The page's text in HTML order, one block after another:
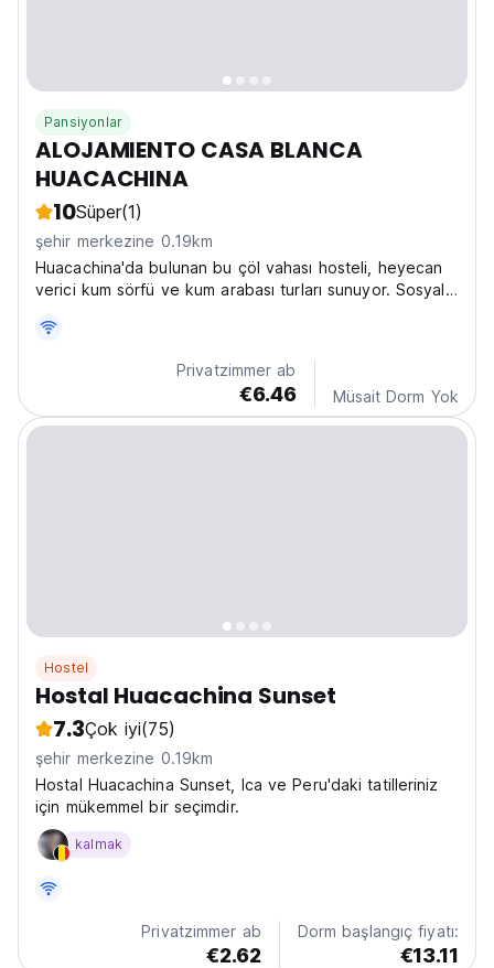
Pansiyonlar
ALOJAMIENTO CASA BLANCA
HUACACHINA
10Süper(1)
şehir merkezine 0.19km
Huacachina'da bulunan bu çöl vahası hosteli, heyecan
verici kum sörfü ve kum arabası turları sunuyor. Sosyal
Peru'daki en iyi macera hostellerinden biri. (Auto-
Privatzimmer ab
€6.46 Müsait Dorm Yok
Hostel
Hostal Huacachina Sunset
7.3Çok iyi(75)
şehir merkezine 0.19km
Hostal Huacachina Sunset, Ica ve Peru'daki tatilleriniz
için mükemmel bir seçimdir.
kalmak
Privatzimmer ab
€2.62
Dorm başlangıç fiyatı:
€13.11